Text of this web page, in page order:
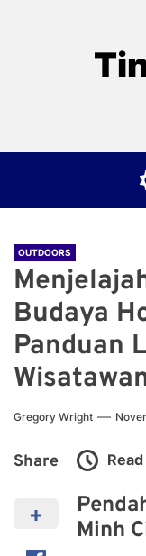
OUTDOORS
Budaya
Panduan
Gregory Wright
Share
Minh